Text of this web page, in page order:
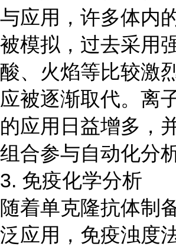
与应用，许多体内
被模拟，过去采用
酸、火焰等比较激
应被逐渐取代。离
的应用日益增多，
组合参与自动化分析
3. 免疫化学分析
随着单克隆抗体制
泛应用，免疫浊度